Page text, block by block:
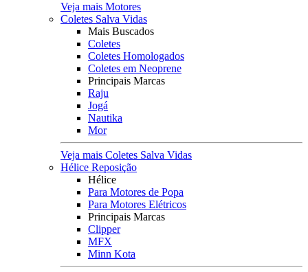
Veja mais Motores
Coletes Salva Vidas
Mais Buscados
Coletes
Coletes Homologados
Coletes em Neoprene
Principais Marcas
Raju
Jogá
Nautika
Mor
Veja mais Coletes Salva Vidas
Hélice Reposição
Hélice
Para Motores de Popa
Para Motores Elétricos
Principais Marcas
Clipper
MFX
Minn Kota